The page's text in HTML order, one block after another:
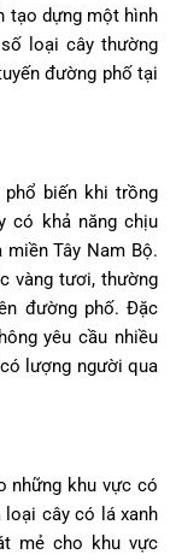
tạo dựng một hình
loại cây thường
đường phố tại
biến khi trồng
có khả năng chịu
Tây Nam Bộ.
vàng tươi, thường
đường phố. Đặc
yêu cầu nhiều
lượng người qua
những khu vực có
cây có lá xanh
mẻ cho khu vực